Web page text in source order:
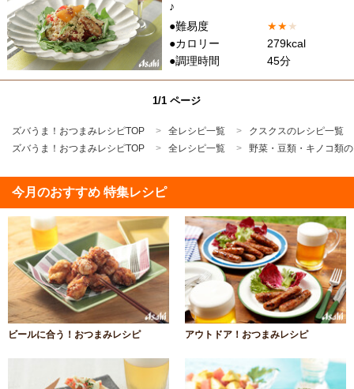
♪
●難易度
★★★
●カロリー
279kcal
●調理時間
45分
1/1 ページ
ズバうま！おつまみレシピTOP 全レシピ一覧
クスクスのレシピ一覧
ズバうま！おつまみレシピTOP
全レシピ一覧 野菜・豆類・キノコ類
今月のおすすめ 特集レシピ
ビールに合う！おつまみレシピ アウトドア！おつまみレシピ